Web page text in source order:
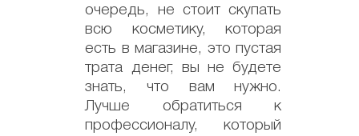
очередь, не стоит скупать
всю косметику, которая
есть в магазине, это пустая
трата денег, вы не будете
знать, что вам нужно.
Лучше обратиться к
профессионалу, который